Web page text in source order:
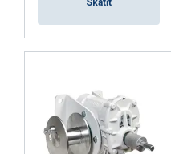
RĀDĪT DETAĻAS